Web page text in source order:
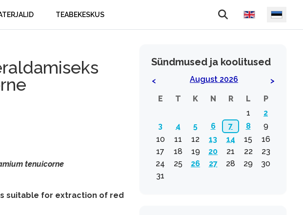
TEABEKESKUS Vali keel
tenuicorne
suitable for extraction of red
Sündmused ja koolitused
< August 2026
>
E
T K N R L
P
1
2
3
4 5 6 7 8
9
10
11 12 13 14 15
16
17
18 19 20 21 22
23
24
25 26 27 28 29
30
31